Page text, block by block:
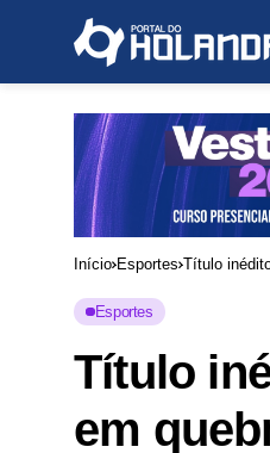
Início Esportes Título
Esportes
Título
em